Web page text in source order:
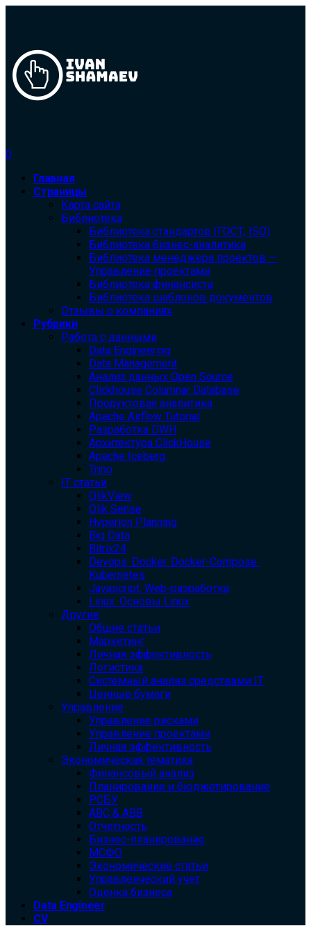
0
Главная
Страницы
Карта сайта
Библиотека
Библиотека cтандартов (ГОСТ, ISO)
Библиотека бизнес-аналитика
Библиотека менеджера проектов —
Управление проектами
Библиотека финансиста
Библиотека шаблонов документов
Отзывы о компаниях
Рубрики
Работа с данными
Data Engineering
Data Management
Анализ данных Open Source
Clickhouse Columnar Database
Продуктовая аналитика
Apache Airflow Tutorial
Разработка DWH
Архитектура ClickHouse
Apache Iceberg
Trino
IT статьи
QlikView
Qlik Sense
Hyperion Planning
Big Data
Bitrix24
Devops. Docker. Docker-Compose.
Kubernetes
Javascript. Web-разработка
Linux. Основы Linux
Другие
Общие статьи
Маркетинг
Личная эффективность
Логистика
Системный анализ средствами IT
Ценные бумаги
Управление
Управление рисками
Управление проектами
Личная эффективность
Экономическая тематика
Финансовый анализ
Планирование и бюджетирование
РСБУ
ABC & ABB
Отчетность
Бизнес-планирование
МСФО
Экономические статьи
Управленческий учет
Оценка бизнеса
Data Engineer
CV